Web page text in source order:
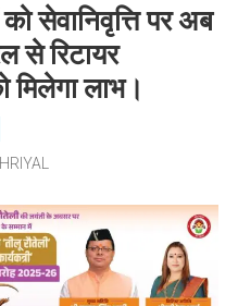
सेवानिवृत्ति पर अब
से रिटायर
मिलेगा लाभ।